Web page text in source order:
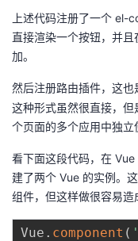
上述代码注册了一个 el-
直接渲染一个按钮，并
加。
然后注册路由插件，这也
这种形式虽然很直接，
个页面的多个应用中独立
看下面这段代码，在
建了两个 Vue 的实例。
组件，但这样做很容易造
Vue . component (